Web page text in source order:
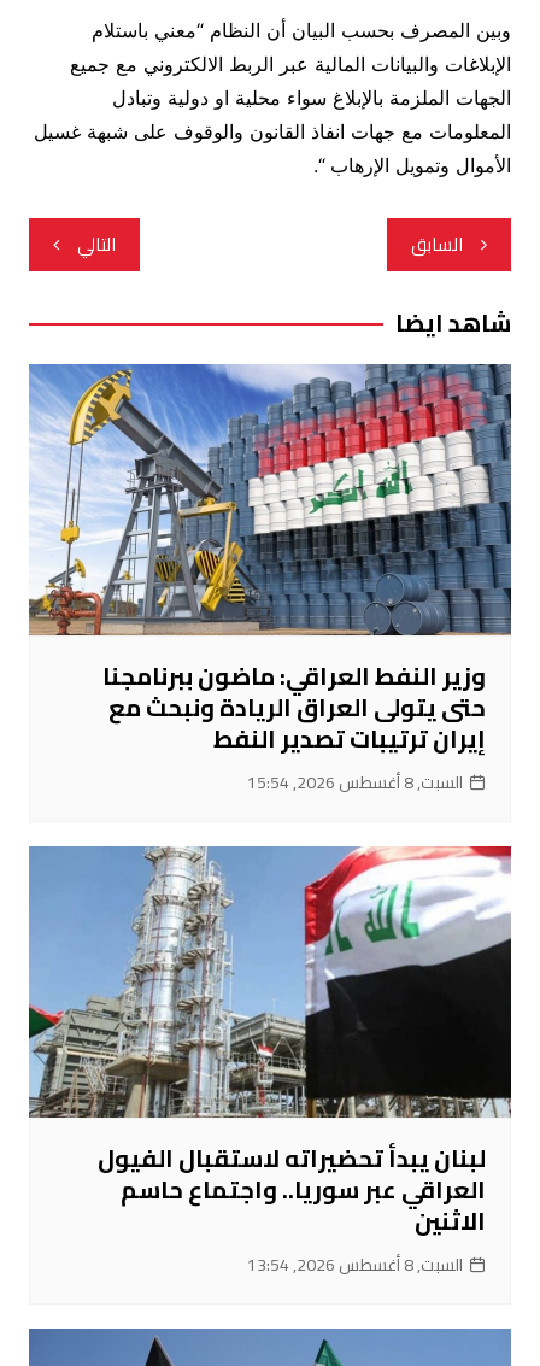
وبين المصرف بحسب البيان أن النظام “معني باستلام
الإبلاغات والبيانات المالية عبر الربط الالكتروني مع جميع
الجهات الملزمة بالإبلاغ سواء محلية او دولية وتبادل
المعلومات مع جهات انفاذ القانون والوقوف على شبهة غسيل
الأموال وتمويل الإرهاب “.
تصفّح
المقالات
السابق التالي
شاهد ايضا
وزير النفط العراقي: ماضون ببرنامجنا
حتى يتولى العراق الريادة ونبحث مع
إيران ترتيبات تصدير النفط
السبت, 8 أغسطس 2026, 15:54
لبنان يبدأ تحضيراته لاستقبال الفيول
العراقي عبر سوريا.. واجتماع حاسم
الاثنين
السبت, 8 أغسطس 2026, 13:54